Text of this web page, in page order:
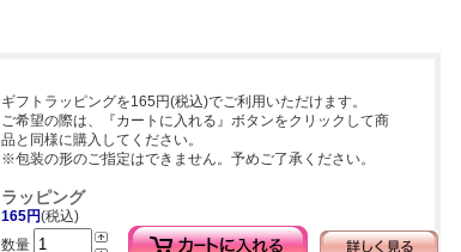
ギフトラッピングを165円(税込)でご利用いただけます。
ご希望の際は、『カートに入れる』ボタンをクリックして商
品と同様に購入してください。
※包装の形のご指定はできません。予めご了承ください。
ラッピング
165円(税込)
数量